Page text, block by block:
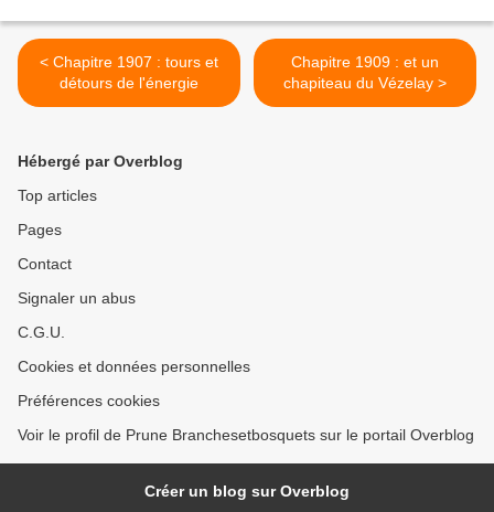
< Chapitre 1907 : tours et
détours de l'énergie
Chapitre 1909 : et un
chapiteau du Vézelay >
Hébergé par Overblog
Top articles
Pages
Contact
Signaler un abus
C.G.U.
Cookies et données personnelles
Préférences cookies
Voir le profil de Prune Branchesetbosquets sur le portail Overblog
Créer un blog sur Overblog